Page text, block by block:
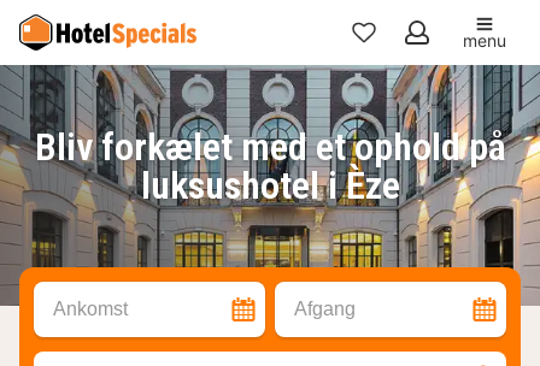
Mine
favoritter
menu
Bliv forkælet med et ophold på
luksushotel i Èze
Ankomst Afgang